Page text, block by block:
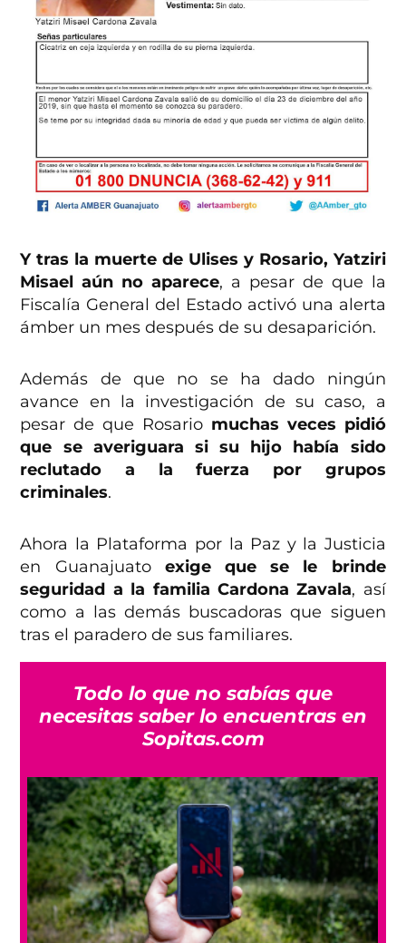
Y tras la muerte de Ulises y Rosario, Yatziri
Misael aún no aparece, a pesar de que la
Fiscalía General del Estado activó una alerta
ámber un mes después de su desaparición.
Además de que no se ha dado ningún
avance en la investigación de su caso, a
pesar de que Rosario muchas veces pidió
que se averiguara si su hijo había sido
reclutado a la fuerza por grupos
criminales.
Ahora la Plataforma por la Paz y la Justicia
en Guanajuato exige que se le brinde
seguridad a la familia Cardona Zavala, así
como a las demás buscadoras que siguen
tras el paradero de sus familiares.
Todo lo que no sabías que
necesitas saber lo encuentras en
Sopitas.com